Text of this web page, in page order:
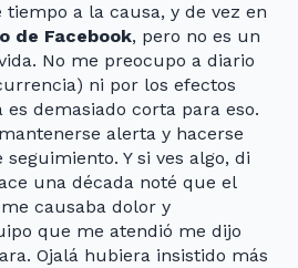
tiempo a la causa, y de vez en
de Facebook, pero no es un
No me preocupo a diario
ni por los efectos
es demasiado corta para eso.
alerta y hacerse
Y si ves algo, di
una década noté que el
causaba dolor y
que me atendió me dijo
Ojalá hubiera insistido más